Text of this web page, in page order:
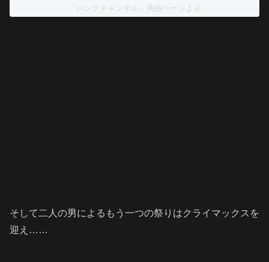
「ハンクチャンネル」商品ページより
そして二人の男によるもう一つの祭りはクライマックスを
迎え……